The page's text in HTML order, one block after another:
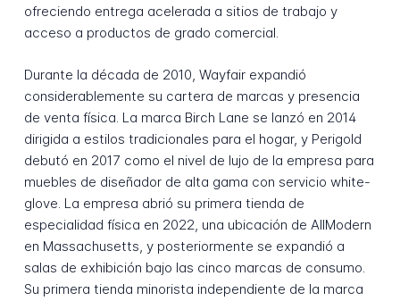
ofreciendo entrega acelerada a sitios de trabajo y
acceso a productos de grado comercial.
Durante la década de 2010, Wayfair expandió
considerablemente su cartera de marcas y presencia
de venta física. La marca Birch Lane se lanzó en 2014
dirigida a estilos tradicionales para el hogar, y Perigold
debutó en 2017 como el nivel de lujo de la empresa para
muebles de diseñador de alta gama con servicio white-
glove. La empresa abrió su primera tienda de
especialidad física en 2022, una ubicación de AllModern
en Massachusetts, y posteriormente se expandió a
salas de exhibición bajo las cinco marcas de consumo.
Su primera tienda minorista independiente de la marca